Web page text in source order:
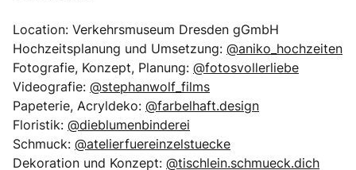
Location: Verkehrsmuseum Dresden gGmbH
Hochzeitsplanung und Umsetzung: @aniko_hochzeiten
Fotografie, Konzept, Planung: @fotosvollerliebe
Videografie: @stephanwolf_films
Papeterie, Acryldeko: @farbelhaft.design
Floristik: @dieblumenbinderei
Schmuck: @atelierfuereinzelstuecke
Dekoration und Konzept: @tischlein.schmueck.dich